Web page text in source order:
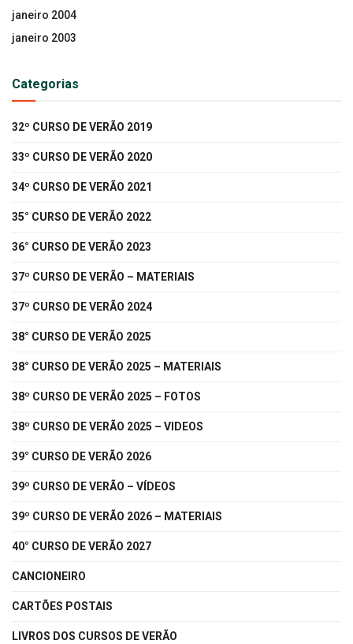
janeiro 2004
janeiro 2003
Categorias
32º CURSO DE VERÃO 2019
33º CURSO DE VERÃO 2020
34º CURSO DE VERÃO 2021
35° CURSO DE VERÃO 2022
36° CURSO DE VERÃO 2023
37º CURSO DE VERÃO – MATERIAIS
37º CURSO DE VERÃO 2024
38° CURSO DE VERÃO 2025
38° CURSO DE VERÃO 2025 – MATERIAIS
38º CURSO DE VERÃO 2025 – FOTOS
38º CURSO DE VERÃO 2025 – VIDEOS
39° CURSO DE VERÃO 2026
39º CURSO DE VERÃO – VÍDEOS
39º CURSO DE VERÃO 2026 – MATERIAIS
40° CURSO DE VERÃO 2027
CANCIONEIRO
CARTÕES POSTAIS
LIVROS DOS CURSOS DE VERÃO